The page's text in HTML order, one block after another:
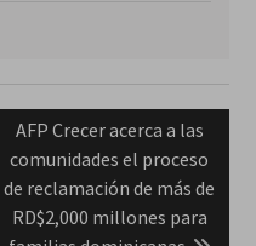
Next
post:
AFP Crecer acerca a las
comunidades el proceso
de reclamación de más de
RD$2,000 millones para